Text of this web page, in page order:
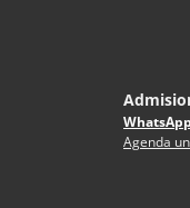
WhatsApp
Agenda